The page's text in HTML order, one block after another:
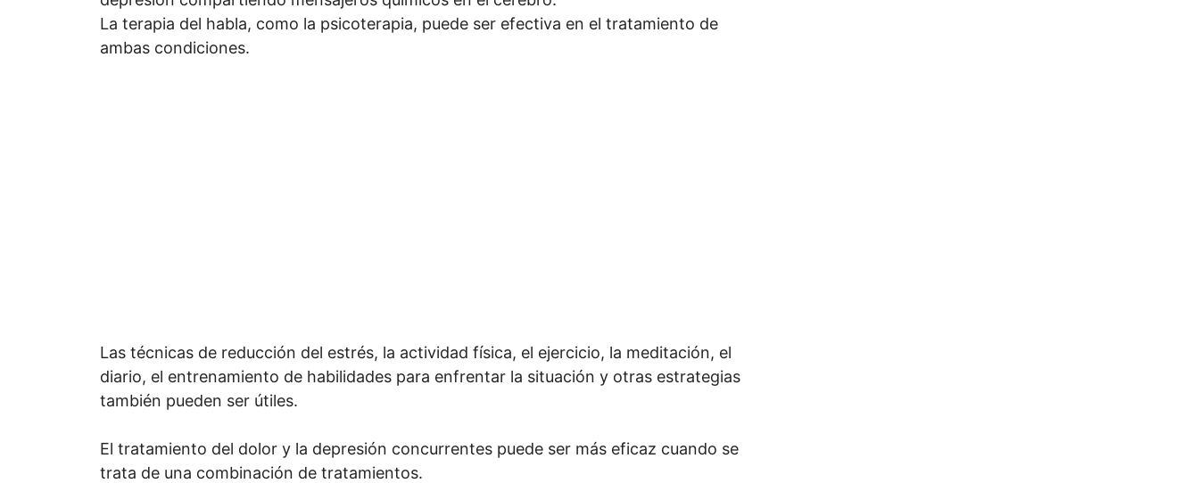
La terapia del habla, como la psicoterapia, puede ser efectiva en el tratamiento de
ambas condiciones.
Las técnicas de reducción del estrés, la actividad física, el ejercicio, la meditación, el
diario, el entrenamiento de habilidades para enfrentar la situación y otras estrategias
también pueden ser útiles.
El tratamiento del dolor y la depresión concurrentes puede ser más eficaz cuando se
trata de una combinación de tratamientos.